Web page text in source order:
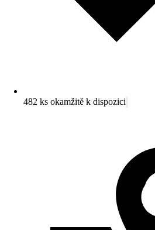
482 ks okamžitě k dispozici